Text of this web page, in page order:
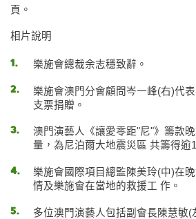
頁。
相片說明
樂施會總裁余志穩致辭。
樂施會澳門分會顧問岑一峰(右)代
支票捐贈。
澳門演藝人《讓愛零距"尼"》籌款
量，為尼泊爾大地震災區 共籌得逾
樂施會國際項目總監陳美玲(中)在
情及樂施會在當地的救援工 作。
多位澳門演藝人包括副會長陳慧敏(